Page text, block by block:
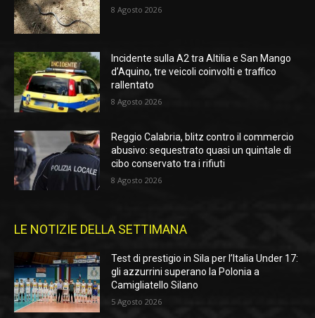
8 Agosto 2026
Incidente sulla A2 tra Altilia e San Mango
d’Aquino, tre veicoli coinvolti e traffico
rallentato
8 Agosto 2026
Reggio Calabria, blitz contro il commercio
abusivo: sequestrato quasi un quintale di
cibo conservato tra i rifiuti
8 Agosto 2026
LE NOTIZIE DELLA SETTIMANA
Test di prestigio in Sila per l’Italia Under 17:
gli azzurrini superano la Polonia a
Camigliatello Silano
5 Agosto 2026